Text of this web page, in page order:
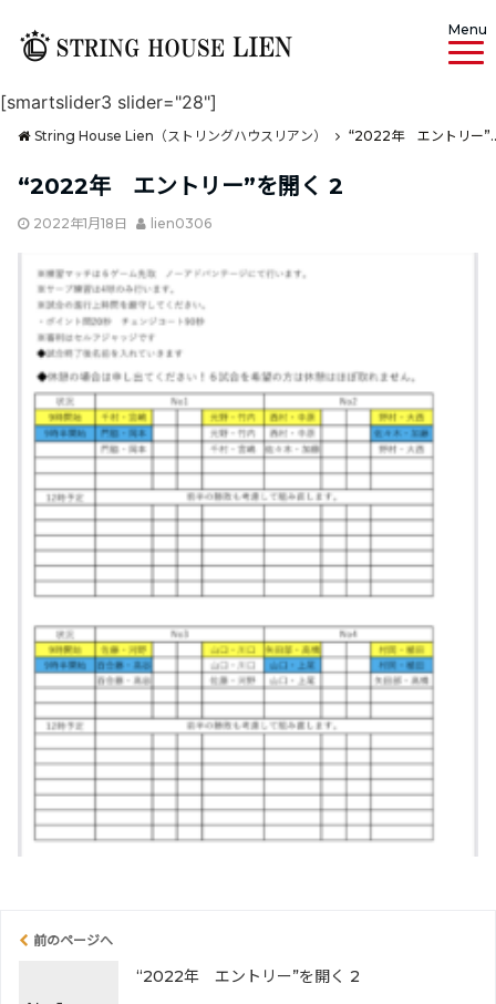
Menu
[smartslider3 slider="28"]
String House Lien（ストリングハウスリアン） “2022年
“2022年 エントリー”を開く 2
2022年1月18日 lien0306
前のページへ
“2022年 エントリー”を開く 2